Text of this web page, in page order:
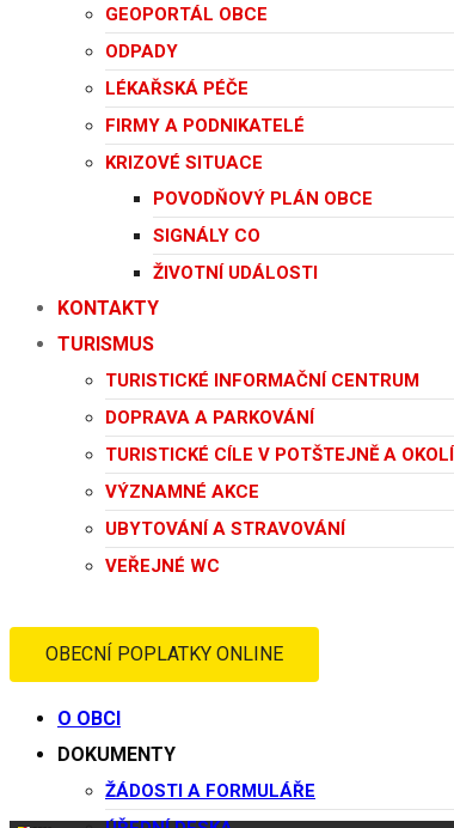
GEOPORTÁL OBCE
ODPADY
LÉKAŘSKÁ PÉČE
FIRMY A PODNIKATELÉ
KRIZOVÉ SITUACE
POVODŇOVÝ PLÁN OBCE
SIGNÁLY CO
ŽIVOTNÍ UDÁLOSTI
KONTAKTY
TURISMUS
TURISTICKÉ INFORMAČNÍ CENTRUM
DOPRAVA A PARKOVÁNÍ
TURISTICKÉ CÍLE V POTŠTEJNĚ A OKOLÍ
VÝZNAMNÉ AKCE
UBYTOVÁNÍ A STRAVOVÁNÍ
VEŘEJNÉ WC
OBECNÍ POPLATKY ONLINE
O OBCI
DOKUMENTY
ŽÁDOSTI A FORMULÁŘE